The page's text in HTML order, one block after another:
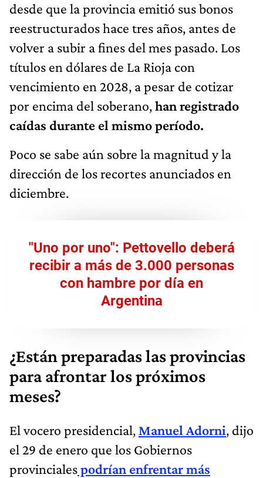
desde que la provincia emitió sus bonos
reestructurados hace tres años, antes de
volver a subir a fines del mes pasado. Los
títulos en dólares de La Rioja con
vencimiento en 2028, a pesar de cotizar
por encima del soberano,han registrado
caídas durante el mismo período.
Poco se sabe aún sobre la magnitud y la
dirección de los recortes anunciados en
diciembre.
"Uno por uno": Pettovello deberá
recibir a más de 3.000 personas
con hambre por día en
Argentina
¿Están preparadas las provincias
para afrontar los próximos
meses?
El vocero presidencial,Manuel Adorni, dijo
el 29 de enero que los Gobiernos
provincialespodrían enfrentar más